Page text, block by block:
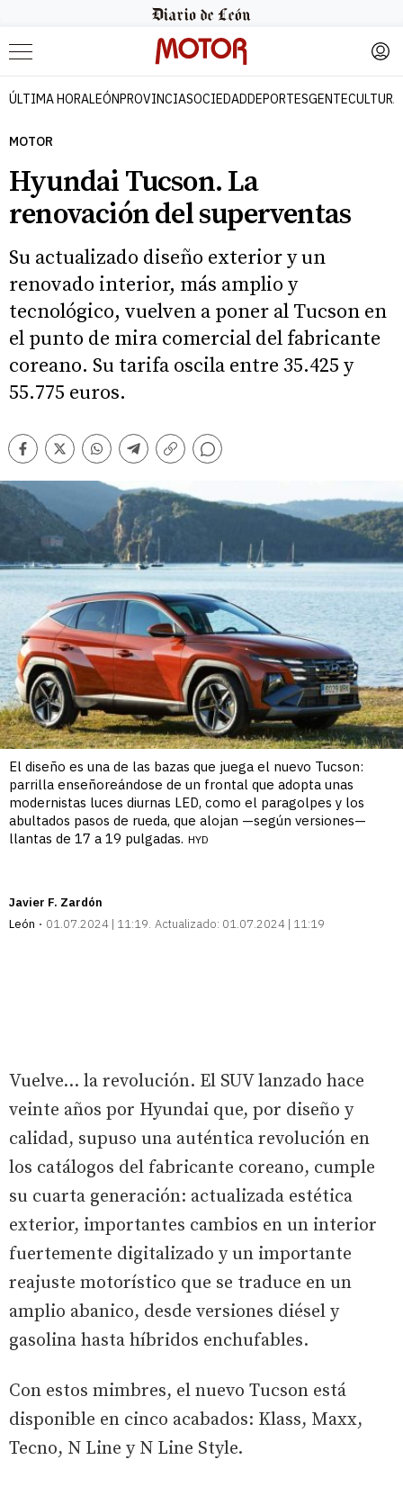
Menú
ÚLTIMA HORALEÓNPROVINCIASOCIEDADDEPORTESGENTECULTURA
MOTOR
Hyundai Tucson. La
renovación del superventas
Su actualizado diseño exterior y un
renovado interior, más amplio y
tecnológico, vuelven a poner al Tucson en
el punto de mira comercial del fabricante
coreano. Su tarifa oscila entre 35.425 y
55.775 euros.
Facebook
TwitterWhatsappTelegram
Copiar
Comentarios
El diseño es una de las bazas que juega el nuevo Tucson:
parrilla enseñoreándose de un frontal que adopta unas
modernistas luces diurnas LED, como el paragolpes y los
abultados pasos de rueda, que alojan —según versiones—
llantas de 17 a 19 pulgadas. HYD
Javier F. Zardón
León
01.07.2024 | 11:19 Actualizado: 01.07.2024 | 11:19
Vuelve… la revolución. El SUV lanzado hace
veinte años por Hyundai que, por diseño y
calidad, supuso una auténtica revolución en
los catálogos del fabricante coreano, cumple
su cuarta generación: actualizada estética
exterior, importantes cambios en un interior
fuertemente digitalizado y un importante
reajuste motorístico que se traduce en un
amplio abanico, desde versiones diésel y
gasolina hasta híbridos enchufables.
Con estos mimbres, el nuevo Tucson está
disponible en cinco acabados: Klass, Maxx,
Tecno, N Line y N Line Style.